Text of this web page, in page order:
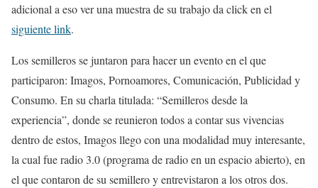
adicional a eso ver una muestra de su trabajo da click en el
siguiente link.
Los semilleros se juntaron para hacer un evento en el que
participaron: Imagos, Pornoamores, Comunicación, Publicidad y
Consumo. En su charla titulada: “Semilleros desde la
experiencia”, donde se reunieron todos a contar sus vivencias
dentro de estos, Imagos llego con una modalidad muy interesante,
la cual fue radio 3.0 (programa de radio en un espacio abierto), en
el que contaron de su semillero y entrevistaron a los otros dos.